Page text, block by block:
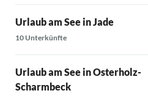
Urlaub am See in Jade
10 Unterkünfte
Urlaub am See in Osterholz-
Scharmbeck